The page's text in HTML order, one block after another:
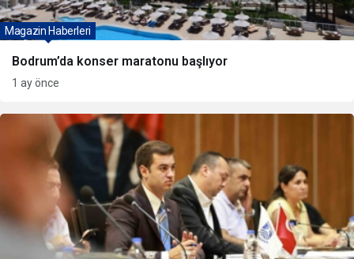
Bodrum’da konser maratonu başlıyor
Magazin Haberleri
1 ay önce